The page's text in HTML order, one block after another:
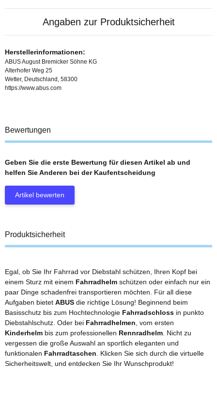
Angaben zur Produktsicherheit
Herstellerinformationen:
ABUS August Bremicker Söhne KG
Alterhofer Weg 25
Wetter, Deutschland, 58300
https://www.abus.com
Bewertungen
Geben Sie die erste Bewertung für diesen Artikel ab und
helfen Sie Anderen bei der Kaufentscheidung
Artikel bewerten
Produktsicherheit
Egal, ob Sie Ihr Fahrrad vor Diebstahl schützen, Ihren Kopf bei
einem Sturz mit einem Fahrradhelm schützen oder einfach nur ein
paar Dinge schadenfrei transportieren möchten. Für all diese
Aufgaben bietet ABUS die richtige Lösung! Beginnend beim
Basisschutz bis zum Hochtechnologie Fahrradschloss in punkto
Diebstahlschutz. Oder bei Fahrradhelmen , vom ersten
Kinderhelm bis zum professionellen Rennradhelm . Nicht zu
vergessen die große Auswahl an sportlich eleganten und
funktionalen Fahrradtaschen . Klicken Sie sich durch die virtuelle
Sicherheitswelt, und entdecken Sie Ihr Wunschprodukt!